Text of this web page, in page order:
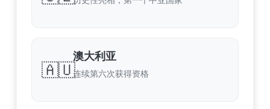
🇦🇺
澳大利亚
连续第六次获得资格